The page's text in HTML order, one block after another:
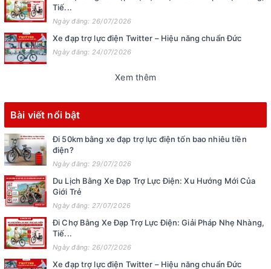
Tiế...
Ngày đăng: 26/07/2026
Xe đạp trợ lực điện Twitter – Hiệu năng chuẩn Đức
Ngày đăng: 24/07/2026
Xem thêm
Bài viết nổi bật
Đi 50km bằng xe đạp trợ lực điện tốn bao nhiêu tiền
điện?
Ngày đăng: 29/07/2026
Du Lịch Bằng Xe Đạp Trợ Lực Điện: Xu Hướng Mới Của
Giới Trẻ
Ngày đăng: 27/07/2026
Đi Chợ Bằng Xe Đạp Trợ Lực Điện: Giải Pháp Nhẹ Nhàng,
Tiế...
Ngày đăng: 26/07/2026
Xe đạp trợ lực điện Twitter – Hiệu năng chuẩn Đức